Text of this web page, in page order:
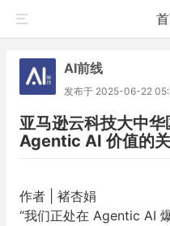
AI前线
发布于 2025-06-22
亚马逊云科技大中
Agentic AI 价值的
作者 | 褚杏娟
“我们正处在 Agentic AI